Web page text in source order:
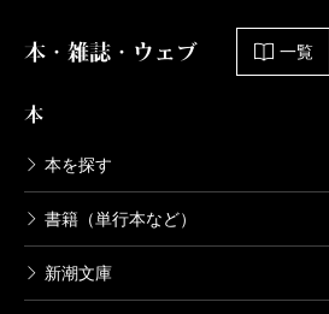
本・雑誌・ウェブ 一覧
本
本を探す
書籍（単行本など）
新潮文庫